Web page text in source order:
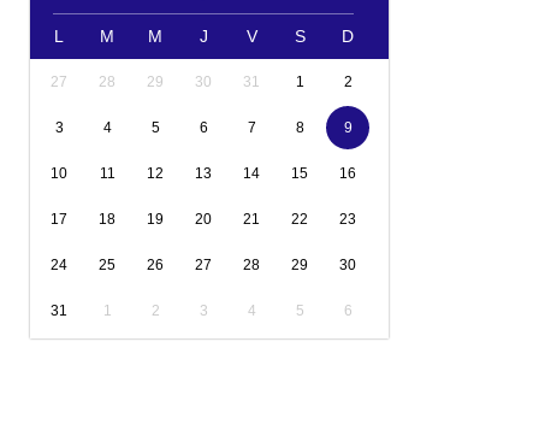
L M M J V S D
27 28 29 30 31 1 2
3 4 5 6 7 8 9
10 11 12 13 14 15 16
17 18 19 20 21 22 23
24 25 26 27 28 29 30
31 1 2 3 4 5 6